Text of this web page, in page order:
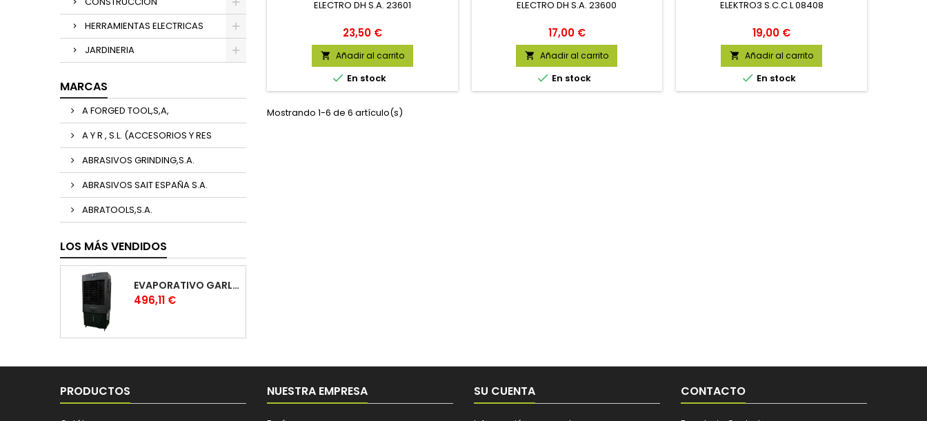
HERRAMIENTAS ELECTRICAS
JARDINERIA
MARCAS
A FORGED TOOL,S,A,
A Y R , S.L. (ACCESORIOS Y RES
ABRASIVOS GRINDING,S.A.
ABRASIVOS SAIT ESPAÑA S.A.
ABRATOOLS,S.A.
LOS MÁS VENDIDOS
EVAPORATIVO GARLAND COOL 1530
Precio
496,11 €
ELECTRO DH S.A. 23601
Precio
23,50 €
 Añadir al carrito
 En stock
ELECTRO DH S.A. 23600
Precio
17,00 €
 Añadir al carrito
 En stock
ELEKTRO3 S.C.C.L 08408
Precio
19,00 €
 Añadir al carrito
 En stock
Mostrando 1-6 de 6 artículo(s)
PRODUCTOS NUESTRA EMPRESA SU CUENTA CONTACTO